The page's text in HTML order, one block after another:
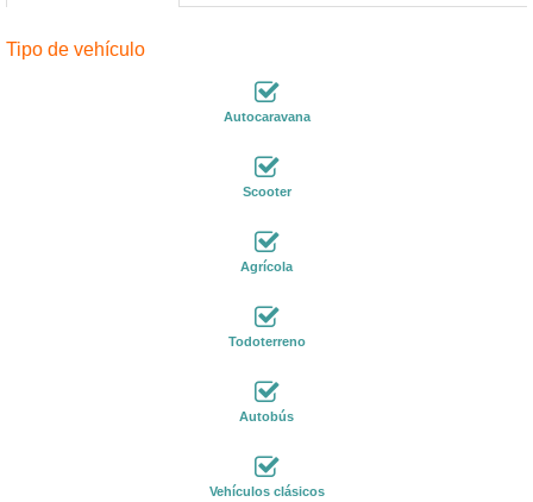
Tipo de vehículo
Autocaravana
Scooter
Agrícola
Todoterreno
Autobús
Vehículos clásicos